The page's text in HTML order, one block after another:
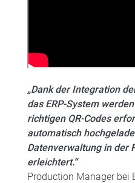
„Dank der Integration
das ERP-System
richtigen QR-Codes
automatisch
Datenverwaltung in der
erleichtert.“
Production Manager bei